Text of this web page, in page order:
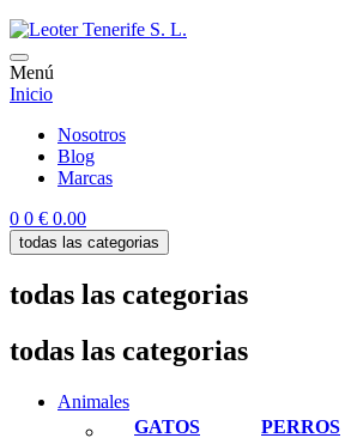
Menú
Inicio
Nosotros
Blog
Marcas
0 0 € 0.00
todas las categorias
todas las categorias
todas las categorias
Animales
GATOS
PERROS